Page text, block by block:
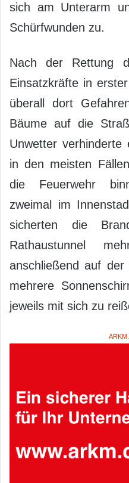
sich am Unterarm
Schürfwunden zu.
Nach der Rettung
Einsatzkräfte in
überall dort
Bäume auf die
Unwetter verhinderte
in den meisten
die Feuerwehr
zweimal im
sicherten die
Rathaustunnel
anschließend auf
mehrere
jeweils mit sich zu